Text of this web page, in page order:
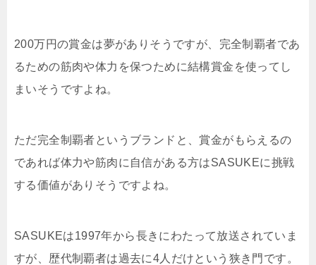
200万円の賞金は夢がありそうですが、完全制覇者であ
るための筋肉や体力を保つために結構賞金を使ってし
まいそうですよね。
ただ完全制覇者というブランドと、賞金がもらえるの
であれば体力や筋肉に自信がある方はSASUKEに挑戦
する価値がありそうですよね。
SASUKEは1997年から長きにわたって放送されていま
すが、歴代制覇者は過去に4人だけという狭き門です。